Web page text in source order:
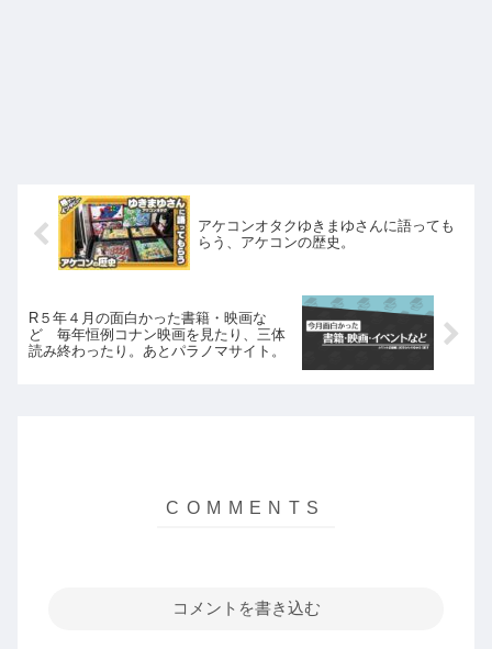
アケコンオタクゆきまゆさんに語っても
らう、アケコンの歴史。
R５年４月の面白かった書籍・映画な
ど 毎年恒例コナン映画を見たり、三体
読み終わったり。あとパラノマサイト。
コメントを書き込む